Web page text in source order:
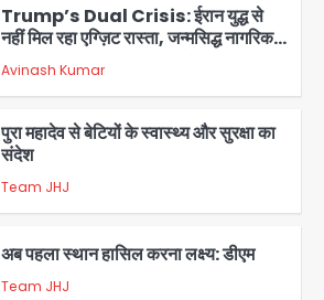
Trump’s Dual Crisis: ईरान युद्ध से
नहीं मिल रहा एग्ज़िट रास्ता, जन्मसिद्ध नागरिकता
पर सुप्रीम कोर्ट को दी फिर चुनौती
Avinash Kumar
पुरा महादेव से बेटियों के स्वास्थ्य और सुरक्षा का
संदेश
Team JHJ
अब पहला स्थान हासिल करना लक्ष्य: डीएम
Team JHJ